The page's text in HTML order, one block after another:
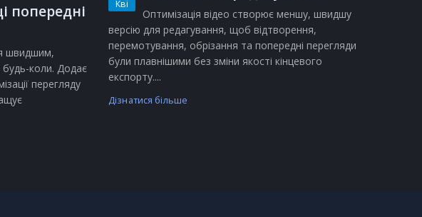
попередні
швидшим,
будь-коли. Додає
перегляду
Кві
Оптимізація відео створює меншу, швидшу
версію для редагування, щоб відтворення,
перемотування, обрізання та попередні перегляди
були плавнішими без зміни якості кінцевого
експорту....
Дізнатися більше